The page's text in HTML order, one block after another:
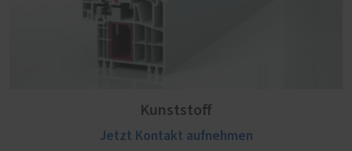
Kunststoff
Jetzt Kontakt aufnehmen